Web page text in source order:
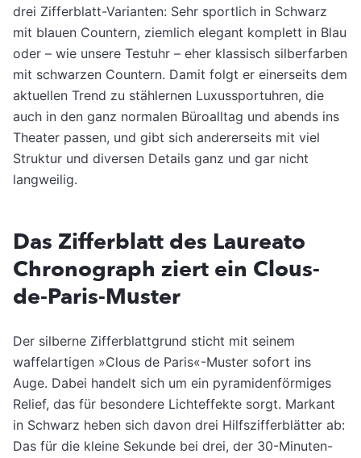
drei Zifferblatt-Varianten: Sehr sportlich in Schwarz
mit blauen Countern, ziemlich elegant komplett in Blau
oder – wie unsere Testuhr – eher klassisch silberfarben
mit schwarzen Countern. Damit folgt er einerseits dem
aktuellen Trend zu stählernen Luxussportuhren, die
auch in den ganz normalen Büroalltag und abends ins
Theater passen, und gibt sich andererseits mit viel
Struktur und diversen Details ganz und gar nicht
langweilig.
Das Zifferblatt des Laureato
Chronograph ziert ein Clous-
de-Paris-Muster
Der silberne Zifferblattgrund sticht mit seinem
waffelartigen »Clous de Paris«-Muster sofort ins
Auge. Dabei handelt sich um ein pyramidenförmiges
Relief, das für besondere Lichteffekte sorgt. Markant
in Schwarz heben sich davon drei Hilfszifferblätter ab:
Das für die kleine Sekunde bei drei, der 30-Minuten-